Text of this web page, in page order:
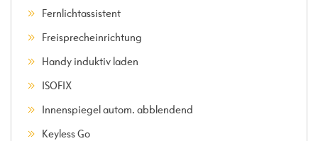
Fernlichtassistent
Freisprecheinrichtung
Handy induktiv laden
ISOFIX
Innenspiegel autom. abblendend
Keyless Go